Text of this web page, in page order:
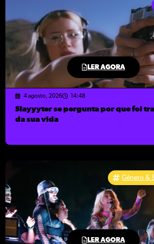
LER AGORA
4 agosto, 2026 14:48
Slayyyter se pergunta por que foi
da sua vida
LER AGORA
Gênero &